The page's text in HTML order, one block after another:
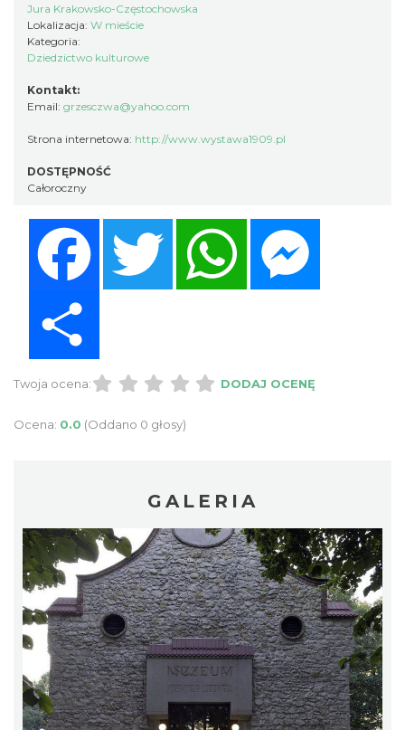
Jura Krakowsko-Częstochowska
Lokalizacja: W mieście
Kategoria:
Dziedzictwo kulturowe
Kontakt:
Email: grzesczwa@yahoo.com
Strona internetowa: http://www.wystawa1909.pl
DOSTĘPNOŚĆ
Całoroczny
Twitter WhatsApp
Twoja ocena: DODAJ OCENĘ
Ocena: 0.0 (Oddano 0 głosy)
GALERIA